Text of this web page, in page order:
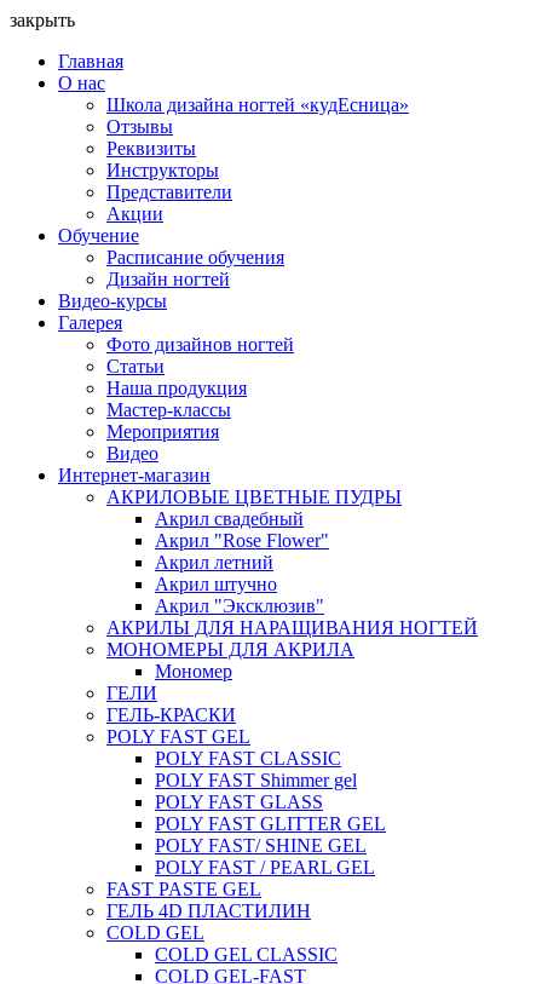
закрыть
Главная
О нас
Школа дизайна ногтей «кудЕсница»
Отзывы
Реквизиты
Инструкторы
Представители
Акции
Обучение
Расписание обучения
Дизайн ногтей
Видео-курсы
Галерея
Фото дизайнов ногтей
Статьи
Наша продукция
Мастер-классы
Мероприятия
Видео
Интернет-магазин
АКРИЛОВЫЕ ЦВЕТНЫЕ ПУДРЫ
Акрил свадебный
Акрил "Rose Flower"
Акрил летний
Акрил штучно
Акрил "Эксклюзив"
АКРИЛЫ ДЛЯ НАРАЩИВАНИЯ НОГТЕЙ
МОНОМЕРЫ ДЛЯ АКРИЛА
Мономер
ГЕЛИ
ГЕЛЬ-КРАСКИ
POLY FAST GEL
POLY FAST CLASSIC
POLY FAST Shimmer gel
POLY FAST GLASS
POLY FAST GLITTER GEL
POLY FAST/ SHINE GEL
POLY FAST / PEARL GEL
FAST PASTE GEL
ГЕЛЬ 4D ПЛАСТИЛИН
COLD GEL
COLD GEL CLASSIC
COLD GEL-FAST